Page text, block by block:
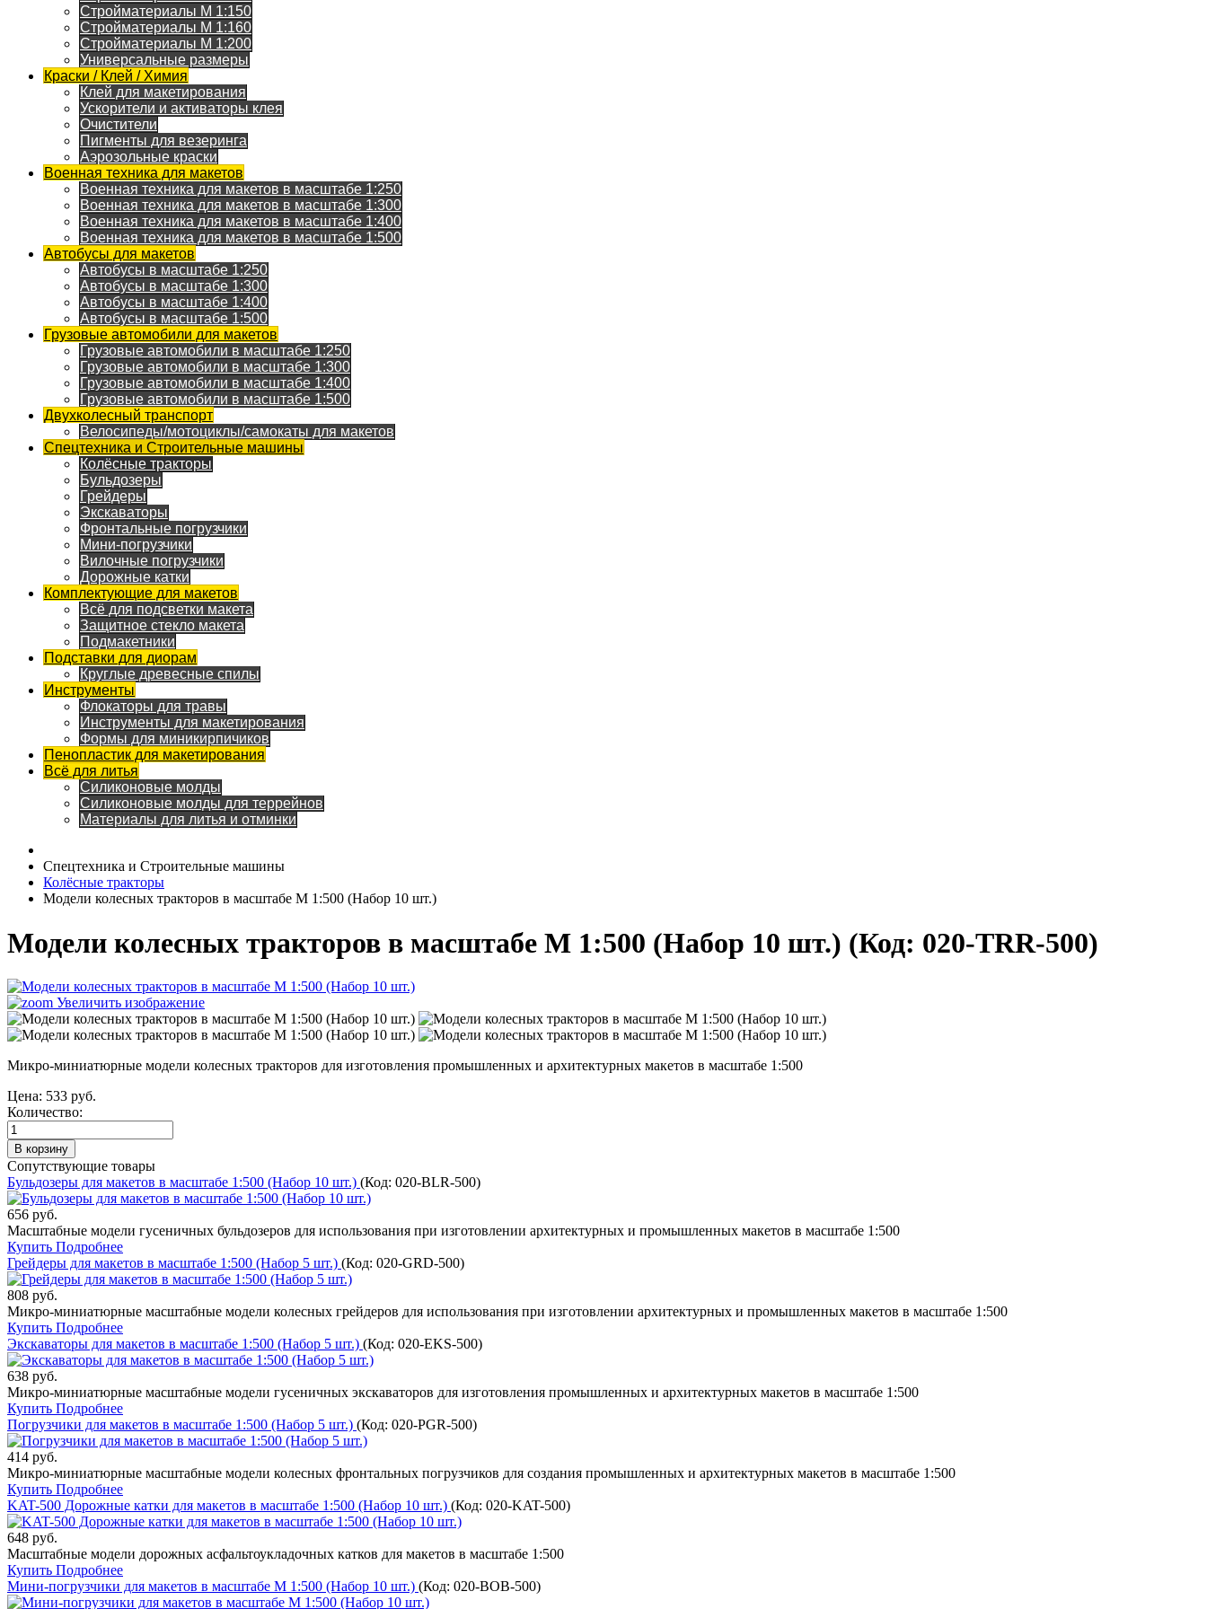
Стройматериалы M 1:150
Стройматериалы M 1:160
Стройматериалы M 1:200
Универсальные размеры
Краски / Клей / Химия
Клей для макетирования
Ускорители и активаторы клея
Очистители
Пигменты для везеринга
Аэрозольные краски
Военная техника для макетов
Военная техника для макетов в масштабе 1:250
Военная техника для макетов в масштабе 1:300
Военная техника для макетов в масштабе 1:400
Военная техника для макетов в масштабе 1:500
Автобусы для макетов
Автобусы в масштабе 1:250
Автобусы в масштабе 1:300
Автобусы в масштабе 1:400
Автобусы в масштабе 1:500
Грузовые автомобили для макетов
Грузовые автомобили в масштабе 1:250
Грузовые автомобили в масштабе 1:300
Грузовые автомобили в масштабе 1:400
Грузовые автомобили в масштабе 1:500
Двухколесный транспорт
Велосипеды/мотоциклы/самокаты для макетов
Спецтехника и Строительные машины
Колёсные тракторы
Бульдозеры
Грейдеры
Экскаваторы
Фронтальные погрузчики
Мини-погрузчики
Вилочные погрузчики
Дорожные катки
Комплектующие для макетов
Всё для подсветки макета
Защитное стекло макета
Подмакетники
Подставки для диорам
Круглые древесные спилы
Инструменты
Флокаторы для травы
Инструменты для макетирования
Формы для миникирпичиков
Пенопластик для макетирования
Всё для литья
Силиконовые молды
Силиконовые молды для террейнов
Материалы для литья и отминки
Спецтехника и Строительные машины
Колёсные тракторы
Модели колесных тракторов в масштабе М 1:500 (Набор 10 шт.)
Модели колесных тракторов в масштабе М 1:500 (Набор 10 шт.) (Код: 020-TRR-500)
Увеличить изображение
Микро-миниатюрные модели колесных тракторов для изготовления промышленных и архитектурных макетов в масштабе 1:500
Цена: 533 руб.
Количество:
Сопутствующие товары
Бульдозеры для макетов в масштабе 1:500 (Набор 10 шт.) (Код: 020-BLR-500)
656 руб.
Масштабные модели гусеничных бульдозеров для использования при изготовлении архитектурных и промышленных макетов в масштабе 1:500
Купить Подробнее
Грейдеры для макетов в масштабе 1:500 (Набор 5 шт.) (Код: 020-GRD-500)
808 руб.
Микро-миниатюрные масштабные модели колесных грейдеров для использования при изготовлении архитектурных и промышленных макетов в масштабе 1:500
Купить Подробнее
Экскаваторы для макетов в масштабе 1:500 (Набор 5 шт.) (Код: 020-EKS-500)
638 руб.
Микро-миниатюрные масштабные модели гусеничных экскаваторов для изготовления промышленных и архитектурных макетов в масштабе 1:500
Купить Подробнее
Погрузчики для макетов в масштабе 1:500 (Набор 5 шт.) (Код: 020-PGR-500)
414 руб.
Микро-миниатюрные масштабные модели колесных фронтальных погрузчиков для создания промышленных и архитектурных макетов в масштабе 1:500
Купить Подробнее
KAT-500 Дорожные катки для макетов в масштабе 1:500 (Набор 10 шт.) (Код: 020-KAT-500)
648 руб.
Масштабные модели дорожных асфальтоукладочных катков для макетов в масштабе 1:500
Купить Подробнее
Мини-погрузчики для макетов в масштабе М 1:500 (Набор 10 шт.) (Код: 020-BOB-500)